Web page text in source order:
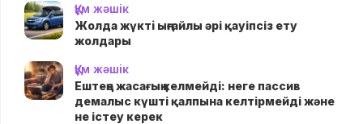
Құм жәшік
Жолда жүктi ыңғайлы әрі қауіпсіз ету
жолдары
Құм жәшік
Ештеңе жасағың келмейді: неге пассив
демалыс күшті қалпына келтірмейді және
не істеу керек